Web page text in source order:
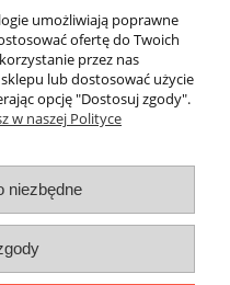
HOME )
NOVATEK
Zwroty i reklamacje
umożliwiają poprawne
ofertę do Twoich
przez nas
lub dostosować użycie
opcję "Dostosuj zgody".
w naszej Polityce
niezbędne